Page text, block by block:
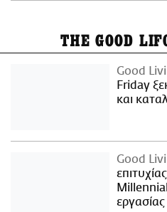
THE GOOD
Good
Friday
και
Good
εργασίας